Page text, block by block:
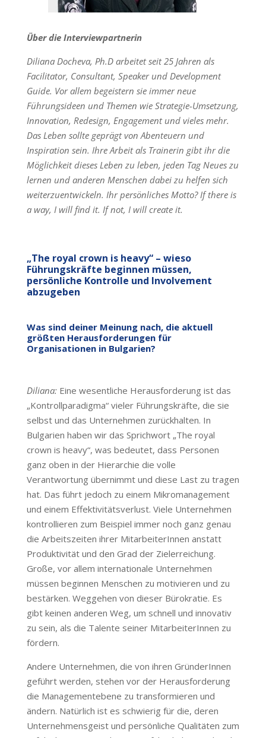
Über die Interviewpartnerin
Diliana Docheva, Ph.D arbeitet seit 25 Jahren als
Facilitator, Consultant, Speaker und Development
Guide. Vor allem begeistern sie immer neue
Führungsideen und Themen wie Strategie-Umsetzung,
Innovation, Redesign, Engagement und vieles mehr.
Das Leben sollte geprägt von Abenteuern und
Inspiration sein. Ihre Arbeit als Trainerin gibt ihr die
Möglichkeit dieses Leben zu leben, jeden Tag Neues zu
lernen und anderen Menschen dabei zu helfen sich
weiterzuentwickeln. Ihr persönliches Motto?If there is
a way, I will find it. If not, I will create it.
„The royal crown is heavy“ – wieso
Führungskräfte beginnen müssen,
persönliche Kontrolle und Involvement
abzugeben
Was sind deiner Meinung nach, die aktuell
größten Herausforderungen für
Organisationen in Bulgarien?
Diliana: Eine wesentliche Herausforderung ist das
„Kontrollparadigma“ vieler Führungskräfte, die sie
selbst und das Unternehmen zurückhalten. In
Bulgarien haben wir das Sprichwort „The royal
crown is heavy“, was bedeutet, dass Personen
ganz oben in der Hierarchie die volle
Verantwortung übernimmt und diese Last zu tragen
hat. Das führt jedoch zu einem Mikromanagement
und einem Effektivitätsverlust. Viele Unternehmen
kontrollieren zum Beispiel immer noch ganz genau
die Arbeitszeiten ihrer MitarbeiterInnen anstatt
Produktivität und den Grad der Zielerreichung.
Große, vor allem internationale Unternehmen
müssen beginnen Menschen zu motivieren und zu
bestärken. Weggehen von dieser Bürokratie. Es
gibt keinen anderen Weg, um schnell und innovativ
zu sein, als die Talente seiner MitarbeiterInnen zu
fördern.
Andere Unternehmen, die von ihren GründerInnen
geführt werden, stehen vor der Herausforderung
die Managementebene zu transformieren und
ändern. Natürlich ist es schwierig für die, deren
Unternehmensgeist und persönliche Qualitäten zum